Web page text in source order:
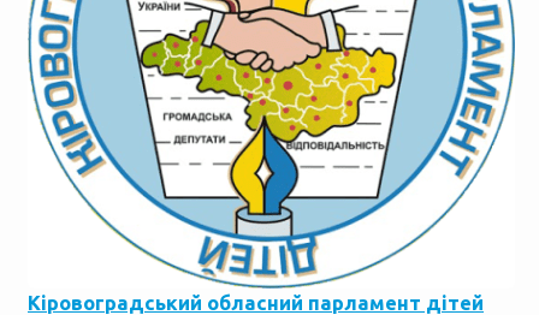
Кіровоградський обласний парламент дітей